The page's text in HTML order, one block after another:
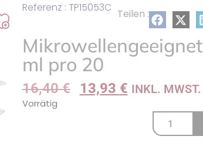
Auf
meine
Liste
setzen
Referenz : TP15053C Teilen :
ml pro 20
16,40€ 13,93 € INKL. MWST.
Vorrätig